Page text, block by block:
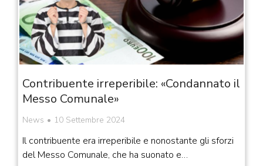
Contribuente irreperibile: «Condannato il
Messo Comunale»
News 10 Settembre 2024
Il contribuente era irreperibile e nonostante gli sforzi
del Messo Comunale, che ha suonato e…